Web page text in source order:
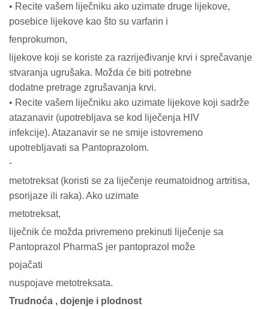
• Recite vašem liječniku ako uzimate druge lijekove,
posebice lijekove kao što su varfarin i
fenprokumon,
lijekove koji se koriste za razrijeđivanje krvi i sprečavanje
stvaranja ugrušaka. Možda će biti potrebne
dodatne pretrage zgrušavanja krvi.
• Recite vašem liječniku ako uzimate lijekove koji sadrže
atazanavir (upotrebljava se kod liječenja HIV
infekcije). Atazanavir se ne smije istovremeno
upotrebljavati sa Pantoprazolom.
-
metotreksat (koristi se za liječenje reumatoidnog artritisa,
psorijaze ili raka). Ako uzimate
metotreksat,
liječnik će možda privremeno prekinuti liječenje sa
Pantoprazol PharmaS jer pantoprazol može
pojačati
nuspojave metotreksata.
Trudnoća , dojenje i plodnost